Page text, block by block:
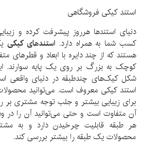
استند کیکی فروشگاهی
دنیای استندها هرروز پیشرفت کرده و
کسب شما به همراه دارد. استندهای کیکی
هستند که از چند دایره با ابعاد و قطرهای
کوچک به بزرگ بر روی یک پایه سوارند.
شکل کیک‌های چندطبقه در دنیای واقعی
استند کیکی معروف است. می‌توانید
برای زیبایی بیشتر و جلب توجه مشتری بر
آن متفاوت است و حتی می‌توانید آن را در
هر طبقه قابلیت چرخیدن دارد و به
محصولات یک طبقه را بیشتر بررسی کند.